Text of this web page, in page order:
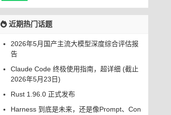
近期热门话题
2026年5月国产主流大模型深度综合评估报
告
Claude Code 终极使用指南，超详细 (截止
2026年5月23日)
Rust 1.96.0 正式发布
Harness 到底是未来，还是像Prompt、Con